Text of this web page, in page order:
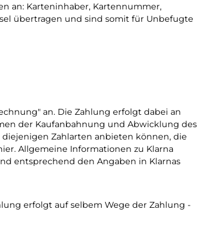
an: Karteninhaber, Kartennummer,
übertragen und sind somit für Unbefugte
an. Die Zahlung erfolgt dabei an
der Kaufanbahnung und Abwicklung des
Zahlarten anbieten können, die
Allgemeine Informationen zu Klarna
entsprechend den Angaben in Klarnas
erfolgt auf selbem Wege der Zahlung -